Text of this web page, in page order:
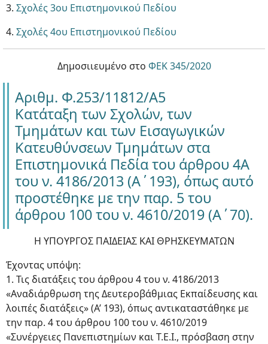
3. Σχολές 3ου Επιστημονικού Πεδίου
4. Σχολές 4ου Επιστημονικού Πεδίου
Δημοσιιευμένο στο ΦΕΚ 345/2020
Αριθμ. Φ.253/11812/Α5
Κατάταξη των Σχολών, των
Τμημάτων και των Εισαγωγικών
Κατευθύνσεων Τμημάτων στα
Επιστημονικά Πεδία του άρθρου 4Α
του ν. 4186/2013 (Α΄193), όπως αυτό
προστέθηκε με την παρ. 5 του
άρθρου 100 του ν. 4610/2019 (Α΄70).
Η ΥΠΟΥΡΓΟΣ ΠΑΙΔΕΙΑΣ ΚΑΙ ΘΡΗΣΚΕΥΜΑΤΩΝ
Έχοντας υπόψη:
1. Τις διατάξεις του άρθρου 4 του ν. 4186/2013
«Αναδιάρθρωση της Δευτεροβάθμιας Εκπαίδευσης και
λοιπές διατάξεις» (Α’ 193), όπως αντικαταστάθηκε με
την παρ. 4 του άρθρου 100 του ν. 4610/2019
«Συνέργειες Πανεπιστημίων και Τ.Ε.Ι., πρόσβαση στην